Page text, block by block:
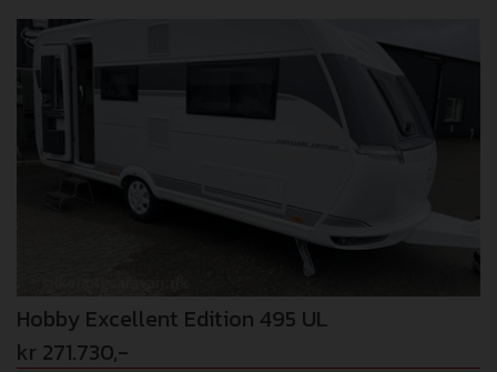
noget ganske særligt. Dejlig rundsiddegruppe i bagenden
af vognen, stort køleskab ved køkkenet og fransk
sengeafdeling i fronten af vognen. 12 års
tæthedstryghed! Vognen er fabriksmonteret med: - 1500
kg aksel - Gulvtemperering - Ekstra USB ladestik - 7"
Hobby-touchbetjeningspanel Vi tager forbehold for
eventuelle fejl i opstilling/billede materialer.
Hobby Excellent Edition 495 UL
kr 271.730,-